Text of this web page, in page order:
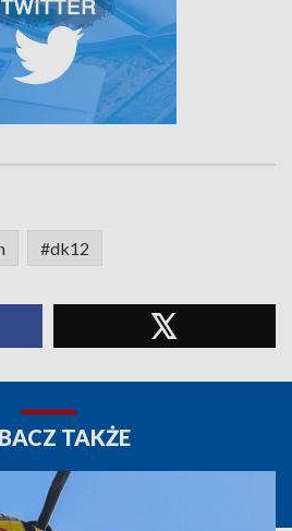
#dk12
TAKŻE